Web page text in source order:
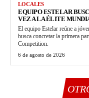
LOCALES
EQUIPO ESTELAR
VEZ A LA ÉLITE
El equipo Estelar reúne a
busca concretar la primera
Competition.
6 de agosto de 2026